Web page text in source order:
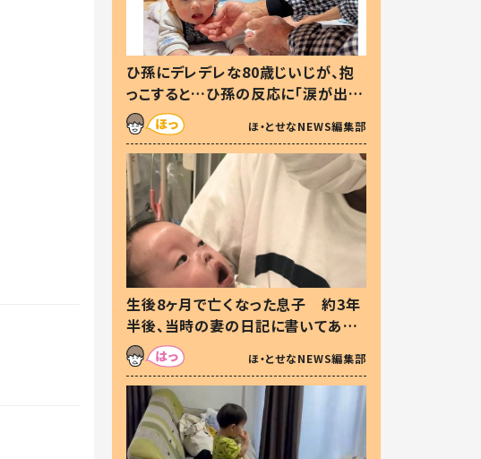
ひ孫にデレデレな80歳じいじが、抱
っこすると…ひ孫の反応に「涙が出ま
した」「可愛くて仕方ない」
ほ・とせなNEWS編集部
生後8ヶ月で亡くなった息子 約3年
半後、当時の妻の日記に書いてあっ
た本音とは
ほ・とせなNEWS編集部